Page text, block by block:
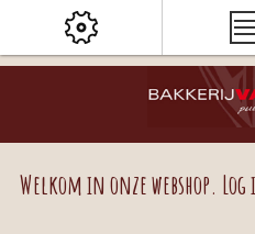
Welkom in onze webshop.